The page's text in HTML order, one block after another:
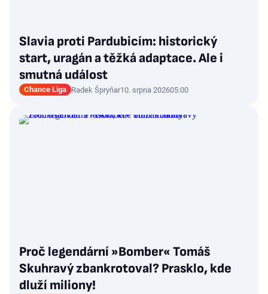
Slavia proti Pardubicím: historický
start, uragán a těžká adaptace. Ale i
smutná událost
Chance Liga Radek Špryňar10. srpna 202605:00
Proč legendární »Bomber« Tomáš
Skuhravý zbankrotoval? Prasklo, kde
dluží miliony!